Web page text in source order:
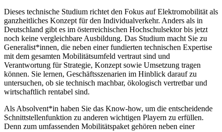
Dieses technische Studium richtet den Fokus auf Elektromobilität als
ganzheitliches Konzept für den Individualverkehr. Anders als in
Deutschland gibt es im österreichischen Hochschulsektor bis jetzt
noch keine vergleichbare Ausbildung. Das Studium macht Sie zu
Generalist*innen, die neben einer fundierten technischen Expertise
mit dem gesamten Mobilitätsumfeld vertraut sind und
Verantwortung für Strategie, Konzept sowie Umsetzung tragen
können. Sie lernen, Geschäftsszenarien im Hinblick darauf zu
untersuchen, ob sie technisch machbar, ökologisch vertretbar und
wirtschaftlich rentabel sind.
Als Absolvent*in haben Sie das Know-how, um die entscheidende
Schnittstellenfunktion zu anderen wichtigen Playern zu erfüllen.
Denn zum umfassenden Mobilitätspaket gehören neben einer